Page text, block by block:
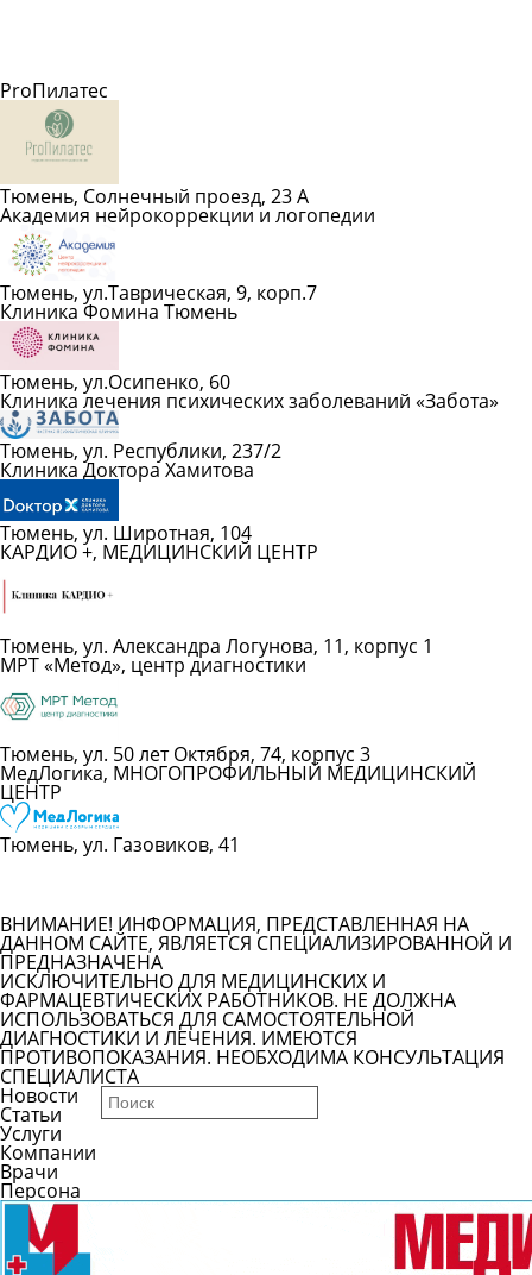
ProПилатес
Тюмень, Солнечный проезд, 23 А
Академия нейрокоррекции и логопедии
Тюмень, ул.Таврическая, 9, корп.7
Клиника Фомина Тюмень
Тюмень, ул.Осипенко, 60
Клиника лечения психических заболеваний «Забота»
Тюмень, ул. Республики, 237/2
Клиника Доктора Хамитова
Тюмень, ул. Широтная, 104
КАРДИО +, МЕДИЦИНСКИЙ ЦЕНТР
Тюмень, ул. Александра Логунова, 11, корпус 1
МРТ «Метод», центр диагностики
Тюмень, ул. 50 лет Октября, 74, корпус 3
МедЛогика, МНОГОПРОФИЛЬНЫЙ МЕДИЦИНСКИЙ
ЦЕНТР
Тюмень, ул. Газовиков, 41
ВНИМАНИЕ! ИНФОРМАЦИЯ, ПРЕДСТАВЛЕННАЯ НА
ДАННОМ САЙТЕ, ЯВЛЯЕТСЯ СПЕЦИАЛИЗИРОВАННОЙ И
ПРЕДНАЗНАЧЕНА
ИСКЛЮЧИТЕЛЬНО ДЛЯ МЕДИЦИНСКИХ И
ФАРМАЦЕВТИЧЕСКИХ РАБОТНИКОВ. НЕ ДОЛЖНА
ИСПОЛЬЗОВАТЬСЯ ДЛЯ САМОСТОЯТЕЛЬНОЙ
ДИАГНОСТИКИ И ЛЕЧЕНИЯ. ИМЕЮТСЯ
ПРОТИВОПОКАЗАНИЯ. НЕОБХОДИМА КОНСУЛЬТАЦИЯ
СПЕЦИАЛИСТА
Новости
Статьи
Услуги
Компании
Врачи
Персона